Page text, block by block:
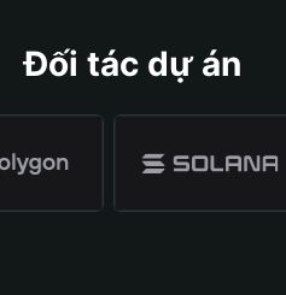
Đối tác dự án